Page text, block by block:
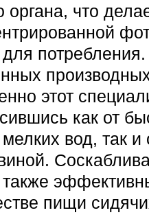
что
этот
как от
вод, так и
пищи